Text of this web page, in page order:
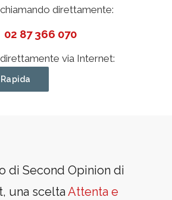
direttamente:
02 87 366 070
via Internet:
di Second Opinion di
una scelta Attenta e